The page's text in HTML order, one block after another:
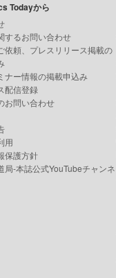
Todayから
するお問い合わせ
依頼、プレスリリース掲載の
ナー情報の掲載申込み
配信登録
お問い合わせ
用
保護方針
局-本誌公式YouTubeチャンネ